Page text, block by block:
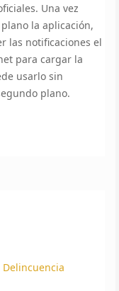
Una vez
la aplicación,
las notificaciones el
para cargar la
usarlo sin
plano.